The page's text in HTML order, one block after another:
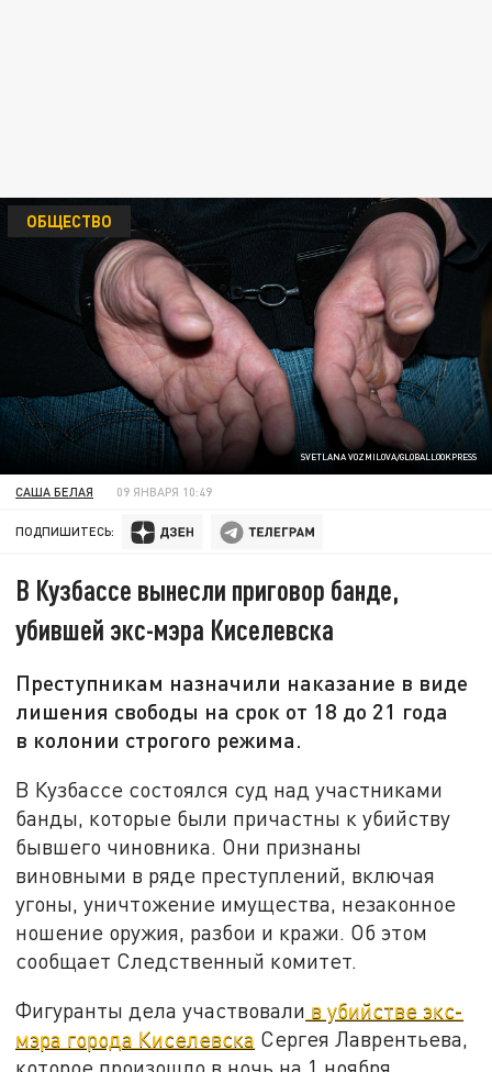
SVETLANA VOZMILOVA/GLOBALLOOKPRESS
ОБЩЕСТВО
САША БЕЛАЯ 09 ЯНВАРЯ 10:49
ПОДПИШИТЕСЬ:
В Кузбассе вынесли приговор банде,
убившей экс-мэра Киселевска
Преступникам назначили наказание в виде
лишения свободы на срок от 18 до 21 года
в колонии строгого режима.
В Кузбассе состоялся суд над участниками
банды, которые были причастны к убийству
бывшего чиновника. Они признаны
виновными в ряде преступлений, включая
угоны, уничтожение имущества, незаконное
ношение оружия, разбои и кражи. Об этом
сообщает Следственный комитет.
Фигуранты дела участвовали в убийстве экс-
мэра города Киселевска Сергея Лаврентьева,